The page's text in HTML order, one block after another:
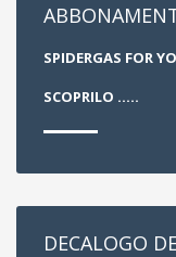
SPIDERGAS FOR
SCOPRILO .....
DECALOGO